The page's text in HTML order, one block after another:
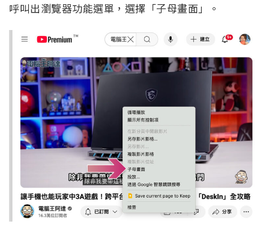
呼叫出瀏覽器功能選單，選擇「子母畫面」。